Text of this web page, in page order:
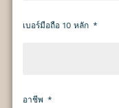
เบอร์มือถือ 10 หลัก
อาชีพ